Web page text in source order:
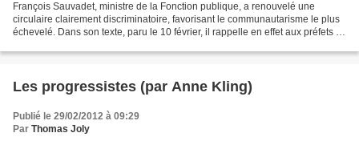
François Sauvadet, ministre de la Fonction publique, a renouvelé une
circulaire clairement discriminatoire, favorisant le communautarisme le plus
échevelé. Dans son texte, paru le 10 février, il rappelle en effet aux préfets et
Les progressistes (par Anne Kling)
Publié le 29/02/2012 à 09:29
Par Thomas Joly